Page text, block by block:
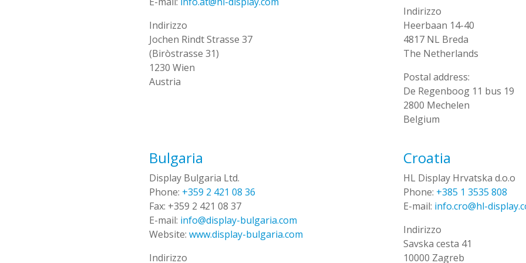
Indirizzo
Jochen Rindt Strasse 37
(Biròstrasse 31)
1230 Wien
Austria
Indirizzo
Heerbaan 14-40
4817 NL Breda
The Netherlands
Postal address:
De Regenboog 11 bus 19
2800 Mechelen
Belgium
Bulgaria
Display Bulgaria Ltd.
Phone: +359 2 421 08 36
Fax: +359 2 421 08 37
E-mail: info@display-bulgaria.com
Website: www.display-bulgaria.com
Indirizzo
Croatia
HL Display Hrvatska d.o.o
Phone: +385 1 3535 808
E-mail: info.cro@hl-
Indirizzo
Savska cesta 41
10000 Zagreb